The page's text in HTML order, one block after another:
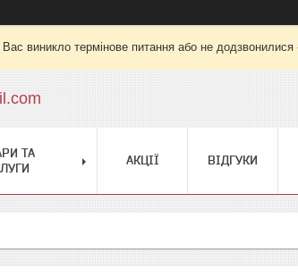
виникло термінове питання або не
ТА
АКЦІЇ ВІДГУКИ